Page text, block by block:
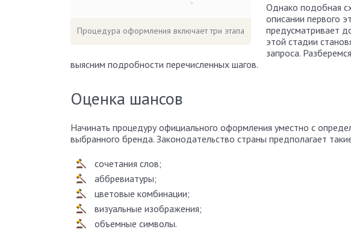
Процедура оформления включает три этапа
Однако подобная
описании первого
предусматривает
этой стадии
запроса.
выясним подробности перечисленных шагов.
Оценка шансов
Начинать процедуру официального оформления уместно с
выбранного бренда. Законодательство страны предполагает
сочетания слов;
аббревиатуры;
цветовые комбинации;
визуальные изображения;
объемные символы.